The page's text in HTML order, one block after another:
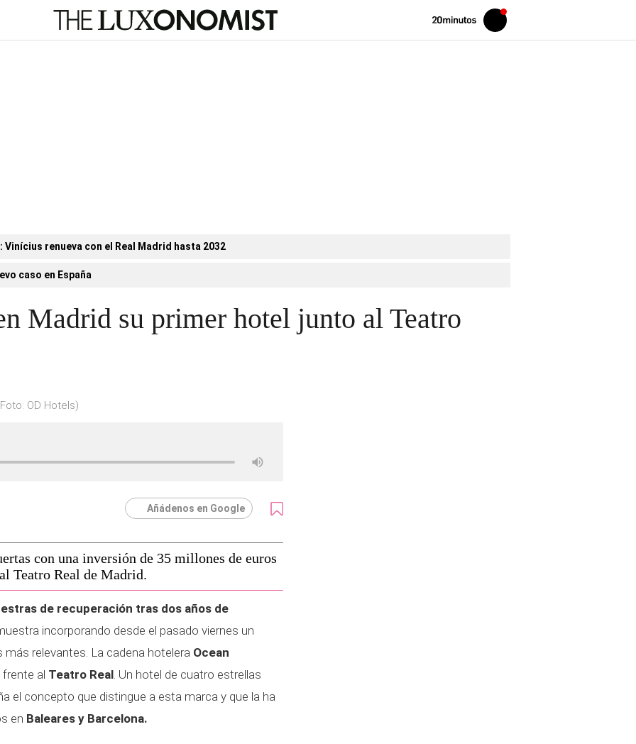
Volver
Iniciar
sesión
Vinícius renueva con el Real Madrid hasta 2032
caso en España
Madrid su primer hotel junto al Teatro
OD Hotels)
Añádenos en Google
con una inversión de 35 millones de euros
Teatro Real de Madrid.
de recuperación tras dos años de
incorporando desde el pasado viernes un
relevantes. La cadena hotelera Ocean
al Teatro Real. Un hotel de cuatro estrellas
el concepto que distingue a esta marca y que la ha
en Baleares y Barcelona.